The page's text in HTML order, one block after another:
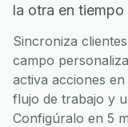
la otra en tiempo
Sincroniza
campo
activa acciones
flujo de trabajo y
Configúralo en 5